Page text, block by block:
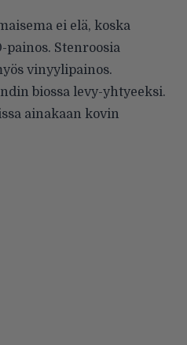
ei elä, koska
painos. Stenroosia
vinyylipainos.
biossa levy-yhtyeeksi.
ainakaan kovin